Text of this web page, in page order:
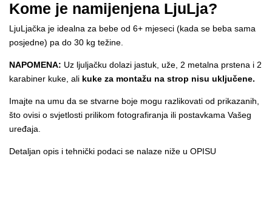
Kome je namijenjena LjuLja?
LjuLjačka je idealna za bebe od 6+ mjeseci (kada se beba sama
posjedne) pa do 30 kg težine.
NAPOMENA: Uz ljuljačku dolazi jastuk, uže, 2 metalna prstena i 2
karabiner kuke, ali kuke za montažu na strop nisu uključene.
Imajte na umu da se stvarne boje mogu razlikovati od prikazanih,
što ovisi o svjetlosti prilikom fotografiranja ili postavkama Vašeg
uređaja.
Detaljan opis i tehnički podaci se nalaze niže u OPISU